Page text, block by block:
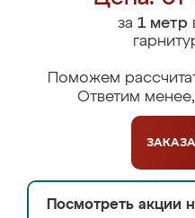
за 1 метр
Поможем
Ответим
Посмотреть акции